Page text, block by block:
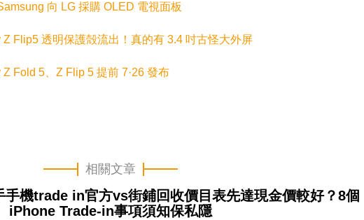
向 LG 採購 OLED 電視面板
Z Flip5 透明保護殻流出！真的有 3.4 吋古怪大外屏
Fold 5、Z Flip 5 提前 7·26 發布
相關文章
手機trade in官方vs街鋪回收價目表先達現金價較好？8個
iPhone Trade-in事項須知保私隱